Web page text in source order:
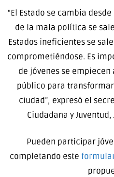
“El Estado se cambia
de la mala política se
Estados ineficientes se
comprometiéndose. Es
de jóvenes se
público para
ciudad”, expresó el
Ciudadana y
Pueden participar
completando este